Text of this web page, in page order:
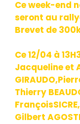
Ce week-end
seront au
Brevet de
Ce 12/04 à
Jacqueline et
Thierry
Gilbert